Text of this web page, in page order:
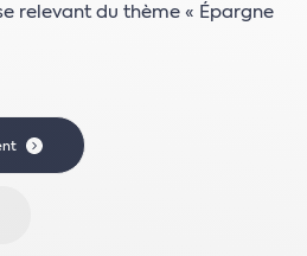
relevant du thème « Épargne